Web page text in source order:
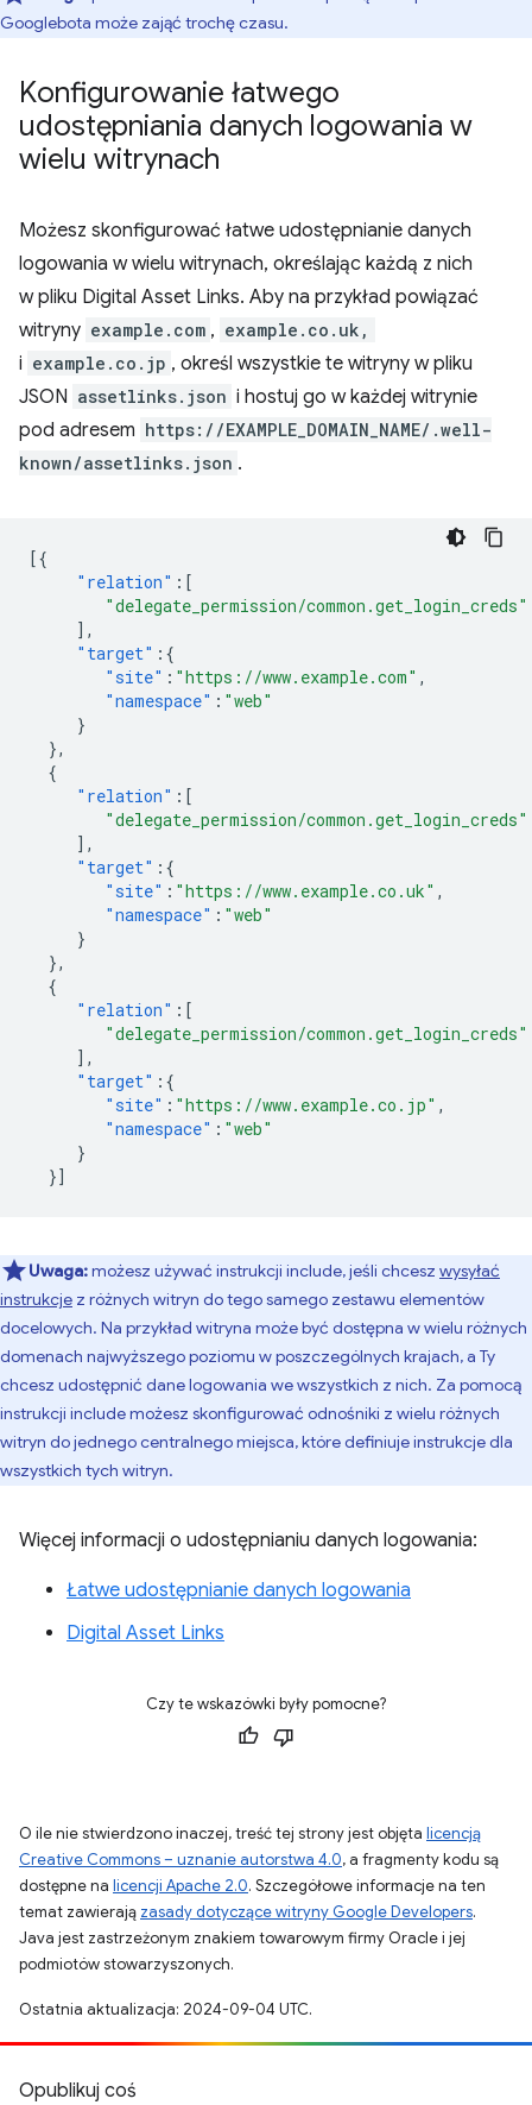
Googlebota może zająć trochę czasu.
Konfigurowanie łatwego
udostępniania danych logowania w
wielu witrynach
Możesz skonfigurować łatwe udostępnianie danych
logowania w wielu witrynach, określając każdą z nich
w pliku Digital Asset Links. Aby na przykład powiązać
witryny example.com , example.co.uk,
i example.co.jp , określ wszystkie te witryny w pliku
JSON assetlinks.json i hostuj go w każdej witrynie
pod adresem https://EXAMPLE_DOMAIN_NAME/.well-
known/assetlinks.json .
[{
"relation" :[
"delegate_permission/common.get_login_creds"
],
"target" :{
"site" : "https://www.example.com" ,
"namespace" : "web"
}
},
{
"relation" :[
"delegate_permission/common.get_login_creds"
],
"target" :{
"site" : "https://www.example.co.uk" ,
"namespace" : "web"
}
},
{
"relation" :[
"delegate_permission/common.get_login_creds"
],
"target" :{
"site" : "https://www.example.co.jp" ,
"namespace" : "web"
}
}]
Uwaga:możesz używać instrukcji include, jeśli chcesz wysyłać
instrukcje z różnych witryn do tego samego zestawu elementów
docelowych. Na przykład witryna może być dostępna w wielu różnych
domenach najwyższego poziomu w poszczególnych krajach, a Ty
chcesz udostępnić dane logowania we wszystkich z nich. Za pomocą
instrukcji include możesz skonfigurować odnośniki z wielu różnych
witryn do jednego centralnego miejsca, które definiuje instrukcje dla
wszystkich tych witryn.
Więcej informacji o udostępnianiu danych logowania:
Łatwe udostępnianie danych logowania
Digital Asset Links
Czy te wskazówki były pomocne?
O ile nie stwierdzono inaczej, treść tej strony jest objęta licencją
Creative Commons – uznanie autorstwa 4.0, a fragmenty kodu są
dostępne na licencji Apache 2.0. Szczegółowe informacje na ten
temat zawierają zasady dotyczące witryny Google Developers.
Java jest zastrzeżonym znakiem towarowym firmy Oracle i jej
podmiotów stowarzyszonych.
Ostatnia aktualizacja: 2024-09-04 UTC.
Opublikuj coś